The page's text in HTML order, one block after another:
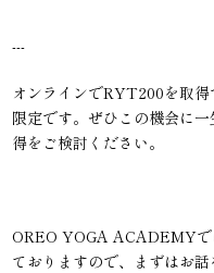
---
オンラインでRYT200を取
限定です。ぜひこの機会に
得をご検討ください。
OREO YOGA ACADEMYで
ておりますので、まずはお